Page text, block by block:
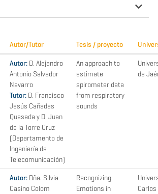
Autor/Tutor Tesis / proyecto
Autor: D. Alejandro
Antonio Salvador
Navarro
Tutor: D. Francisco
Jesús Cañadas
Quesada y D. Juan
de la Torre Cruz
(Departamento de
Ingeniería de
Telecomunicación)
An approach to
estimate
spirometer data
from respiratory
sounds
de
Autor: Dña. Silvia
Casino Colom
Recognizing
Emotions in
Carlos